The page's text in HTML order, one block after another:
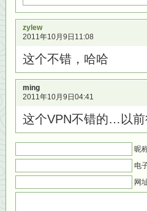
zylew
2011年10月9日11:08
这个不错，哈哈
ming
2011年10月9日04:41
这个VPN不错的…以
昵
电
网